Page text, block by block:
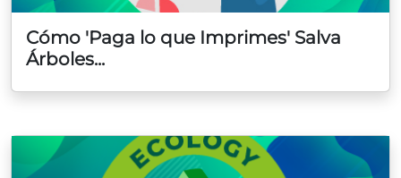
Cómo 'Paga lo que Imprimes' Salva
Árboles...